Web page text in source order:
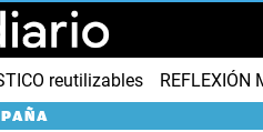
reutilizables REFLEXIÓN